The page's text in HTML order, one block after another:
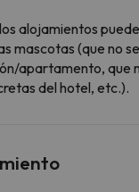
alojamientos
mascotas (que no
apartamento, que
del hotel, etc.).